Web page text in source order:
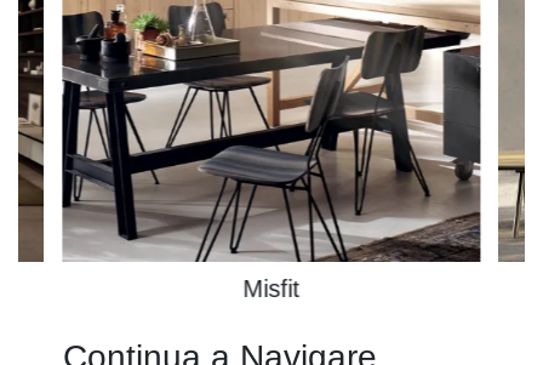
Misfit
Continua a Navigare